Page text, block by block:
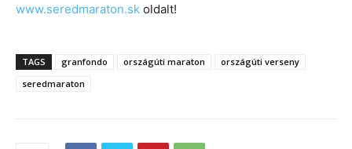
www.seredmaraton.sk oldalt!
TAGS granfondo országúti maraton
országúti verseny
seredmaraton